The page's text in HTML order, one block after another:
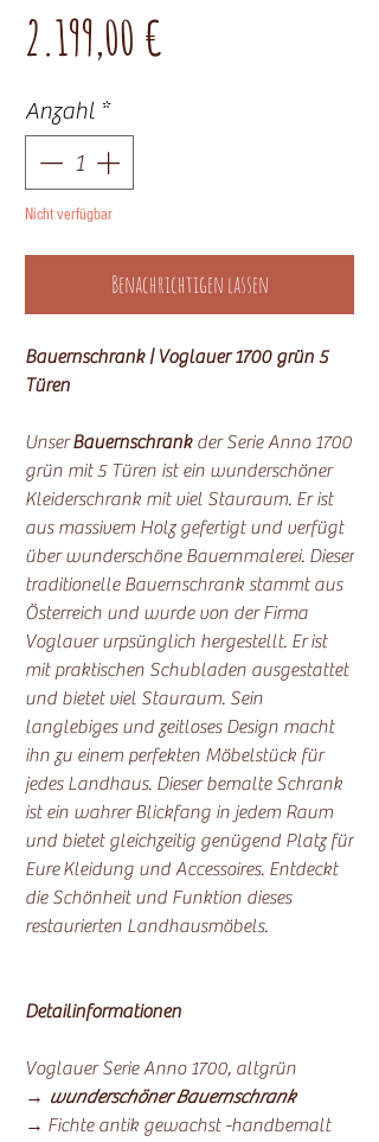
2.199,00 €
Anzahl *
Nicht verfügbar
Benachrichtigen lassen
Bauernschrank | Voglauer 1700 grün 5
Türen
UnserBauernschrank der Serie Anno 1700
grün mit 5 Türen ist ein wunderschöner
Kleiderschrank mit viel Stauraum. Er ist
aus massivem Holz gefertigt und verfügt
über wunderschöne Bauernmalerei. Dieser
traditionelle Bauernschrank stammt aus
Österreich und wurde von der Firma
Voglauer urpsünglich hergestellt. Er ist
mit praktischen Schubladen ausgestattet
und bietet viel Stauraum. Sein
langlebiges und zeitloses Design macht
ihn zu einem perfekten Möbelstück für
jedes Landhaus. Dieser bemalte Schrank
ist ein wahrer Blickfang in jedem Raum
und bietet gleichzeitig genügend Platz für
Eure Kleidung und Accessoires. Entdeckt
die Schönheit und Funktion dieses
restaurierten Landhausmöbels.
Detailinformationen
Voglauer Serie Anno 1700, altgrün
→ wunderschöner Bauernschrank
→ Fichte antik gewachst -handbemalt